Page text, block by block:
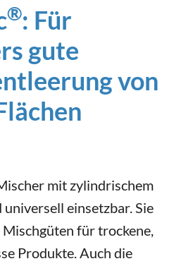
®: Für
gute
von
mit zylindrischem
einsetzbar. Sie
Mischgüten für trockene,
Produkte. Auch die